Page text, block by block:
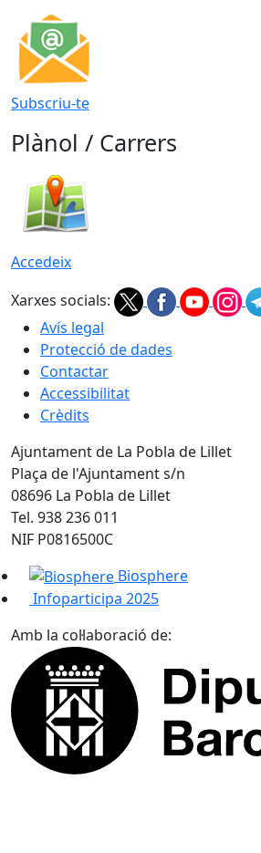
Subscriu-te
Plànol / Carrers
Accedeix
Xarxes socials:
Avís legal
Protecció de dades
Contactar
Accessibilitat
Crèdits
Ajuntament de La Pobla de Lillet
Plaça de l'Ajuntament s/n
08696 La Pobla de Lillet
Tel. 938 236 011
NIF P0816500C
Biosphere
Infoparticipa 2025
Amb la col·laboració de: